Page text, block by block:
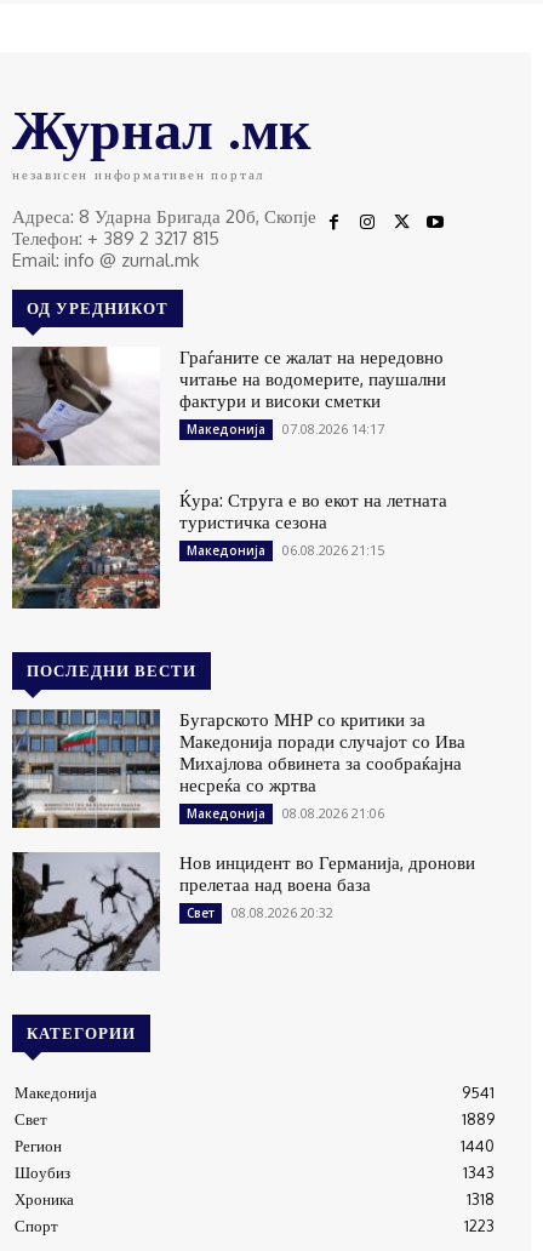
Журнал .мк
независен информативен портал
Адреса: 8 Ударна Бригада 20б, Скопје
Телефон: + 389 2 3217 815
Email: info @ zurnal.mk
ОД УРЕДНИКОТ
Граѓаните се жалат на нередовно
читање на водомерите, паушални
фактури и високи сметки
Македонија 07.08.2026 14:17
Ќура: Струга е во екот на летната
туристичка сезона
Македонија 06.08.2026 21:15
ПОСЛЕДНИ ВЕСТИ
Бугарското МНР со критики за
Македонија поради случајот со Ива
Михајлова обвинета за сообраќајна
несреќа со жртва
Македонија 08.08.2026 21:06
Нов инцидент во Германија, дронови
прелетаа над воена база
Свет 08.08.2026 20:32
КАТЕГОРИИ
Македонија
9541
Свет
1889
Регион
1440
Шоубиз
1343
Хроника
1318
Спорт
1223